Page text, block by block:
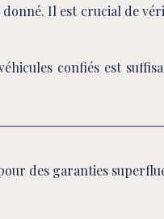
Il est crucial de
confiés est
des garanties